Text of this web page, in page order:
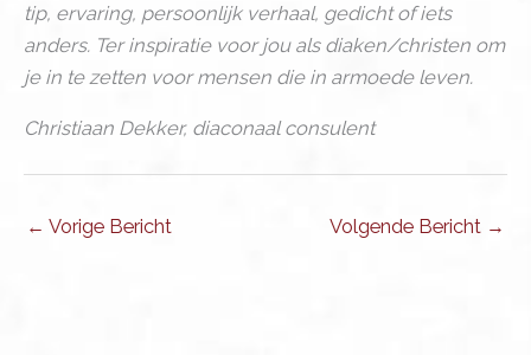
tip, ervaring, persoonlijk verhaal, gedicht of iets
anders. Ter inspiratie voor jou als diaken/christen om
je in te zetten voor mensen die in armoede leven.
Christiaan Dekker, diaconaal consulent
← Vorige Bericht Volgende Bericht →